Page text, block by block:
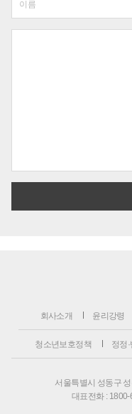
회사소개 윤리강령
청소년보호정책 정정
서울특별시 성동구
대표전화 : 1800-